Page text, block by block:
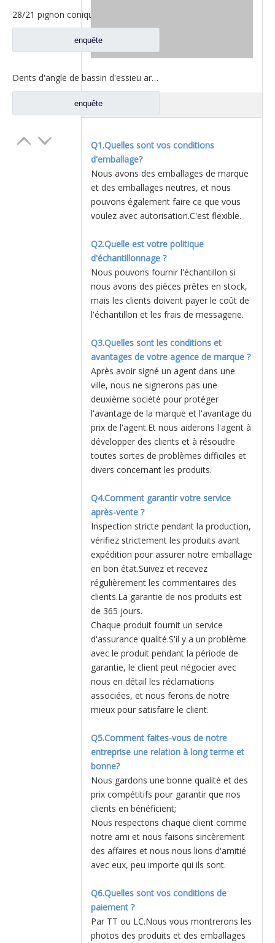
enquête
Dents d'angle de bassin d'essieu arrière pour pièces de rechange AZ9981320157 de camion de Sinotruk Howo AC16
enquête
FAQ
Q1.Quelles sont vos conditions
d'emballage?
Nous avons des emballages de marque
et des emballages neutres, et nous
pouvons également faire ce que vous
voulez avec autorisation.C'est flexible.
Q2.Quelle est votre politique
d'échantillonnage ?
Nous pouvons fournir l'échantillon si
nous avons des pièces prêtes en stock,
mais les clients doivent payer le coût de
l'échantillon et les frais de messagerie.
Q3.Quelles sont les conditions et
avantages de votre agence de marque ?
Après avoir signé un agent dans une
ville, nous ne signerons pas une
deuxième société pour protéger
l'avantage de la marque et l'avantage du
prix de l'agent.Et nous aiderons l'agent à
développer des clients et à résoudre
toutes sortes de problèmes difficiles et
divers concernant les produits.
Q4.Comment garantir votre service
après-vente ?
Inspection stricte pendant la production,
vérifiez strictement les produits avant
expédition pour assurer notre emballage
en bon état.Suivez et recevez
régulièrement les commentaires des
clients.La garantie de nos produits est
de 365 jours.
Chaque produit fournit un service
d'assurance qualité.S'il y a un problème
avec le produit pendant la période de
garantie, le client peut négocier avec
nous en détail les réclamations
associées, et nous ferons de notre
mieux pour satisfaire le client.
Q5.Comment faites-vous de notre
entreprise une relation à long terme et
bonne?
Nous gardons une bonne qualité et des
prix compétitifs pour garantir que nos
clients en bénéficient;
Nous respectons chaque client comme
notre ami et nous faisons sincèrement
des affaires et nous nous lions d'amitié
avec eux, peu importe qui ils sont.
Q6.Quelles sont vos conditions de
paiement ?
Par TT ou LC.Nous vous montrerons les
photos des produits et des emballages